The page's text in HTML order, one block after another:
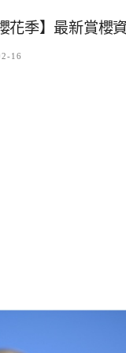
花季】最新賞
16